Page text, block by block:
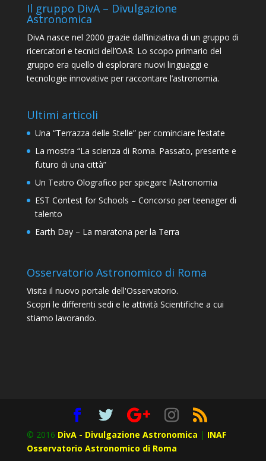
Il gruppo DivA – Divulgazione
Astronomica
DivA nasce nel 2000 grazie dall’iniziativa di un gruppo di
ricercatori e tecnici dell’OAR. Lo scopo primario del
gruppo era quello di esplorare nuovi linguaggi e
tecnologie innovative per raccontare l’astronomia.
Ultimi articoli
Una “Terrazza delle Stelle” per cominciare l’estate
La mostra “La scienza di Roma. Passato, presente e
futuro di una città”
Un Teatro Olografico per spiegare l’Astronomia
EST Contest for Schools – Concorso per teenager di
talento
Earth Day – La maratona per la Terra
Osservatorio Astronomico di Roma
Visita il nuovo portale dell'Osservatorio.
Scopri le differenti sedi e le attività Scientifiche a cui
stiamo lavorando.
© 2016 DivA - Divulgazione Astronomica | INAF
Osservatorio Astronomico di Roma